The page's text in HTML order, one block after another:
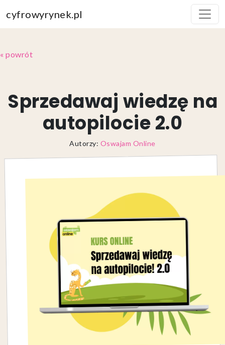
cyfrowyrynek.pl
« powrót
Sprzedawaj wiedzę na
autopilocie 2.0
Autorzy: Oswajam Online